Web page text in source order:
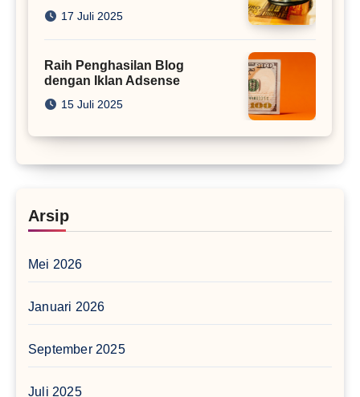
17 Juli 2025
Raih Penghasilan Blog
dengan Iklan Adsense
15 Juli 2025
Arsip
Mei 2026
Januari 2026
September 2025
Juli 2025